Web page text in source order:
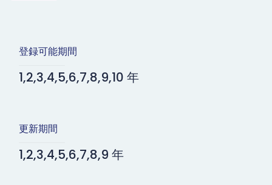
登録可能期間
1,2,3,4,5,6,7,8,9,10 年
更新期間
1,2,3,4,5,6,7,8,9 年